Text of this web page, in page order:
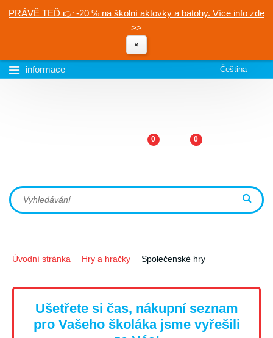
PRÁVĚ TEĎ 👉 -20 % na školní aktovky a batohy. Více info zde
>>
×
informace Čeština
0 0
Úvodní stránka Hry a hračky Společenské hry
Ušetřete si čas, nákupní seznam
pro Vašeho školáka jsme vyřešili